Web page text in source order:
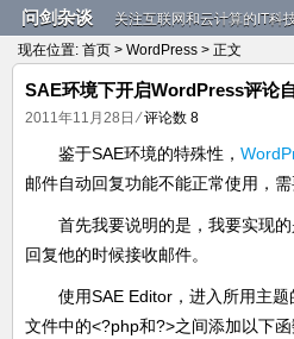
问剑杂谈
关注互联网和云计算的IT科
现在位置: 首页 > WordPress > 正文
SAE环境下开启WordPress评论
2011年11月28日 ⁄评论数 8
鉴于SAE环境的特殊性，
邮件自动回复功能不能正常使用，需
首先我要说明的是，我要实现
回复他的时候接收邮件。
使用SAE Editor，进入所用主
文件中的<?php和?>之间添加以下函